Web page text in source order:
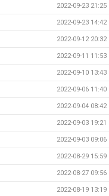
2022-09-23 21:25
2022-09-23 14:42
2022-09-12 20:32
2022-09-11 11:53
2022-09-10 13:43
2022-09-06 11:40
2022-09-04 08:42
2022-09-03 19:21
2022-09-03 09:06
2022-08-29 15:59
2022-08-27 09:56
2022-08-19 13:19